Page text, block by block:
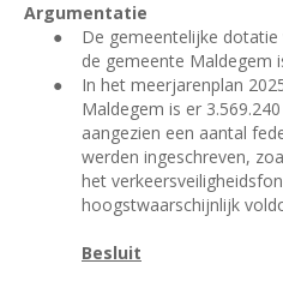
Argumentatie
●
De gemeentelijke
de gemeente Maldegem
●
In het meerjarenplan
Maldegem is er
aangezien een aantal
werden ingeschreven,
het
hoogstwaarschijnlijk
Besluit